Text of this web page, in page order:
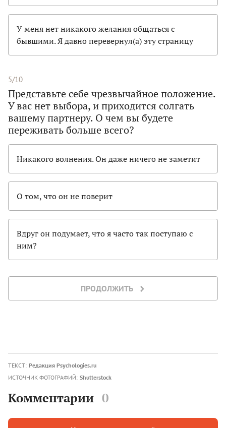
У меня нет никакого желания общаться с
бывшими. Я давно перевернул(а) эту страницу
5/10
Представьте себе чрезвычайное положение.
У вас нет выбора, и приходится солгать
вашему партнеру. О чем вы будете
переживать больше всего?
Никакого волнения. Он даже ничего не заметит
О том, что он не поверит
Вдруг он подумает, что я часто так поступаю с
ним?
ПРОДОЛЖИТЬ
ТЕКСТ: Редакция Psychologies.ru
ИСТОЧНИК ФОТОГРАФИЙ: Shutterstock
Комментарии 0